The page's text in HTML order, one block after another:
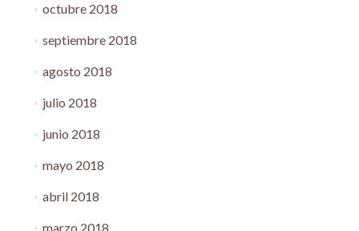
octubre 2018
septiembre 2018
agosto 2018
julio 2018
junio 2018
mayo 2018
abril 2018
marzo 2018